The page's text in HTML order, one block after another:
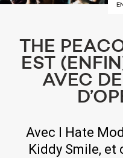
THE
EST
AVEC
Avec I Hate
Kiddy Smile,